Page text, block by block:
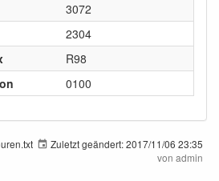
3072
2304
R98
0100
Zuletzt geändert:2017/11/06 23:35
von admin